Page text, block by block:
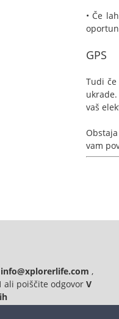
• Če
GPS
Tudi
vaš
vam
info@xplorerlife.com ,
ali poiščite odgovor V